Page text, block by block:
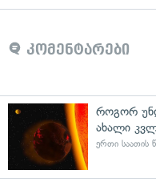
კომენტარები
როგორ
ახალი
ერთი საათის